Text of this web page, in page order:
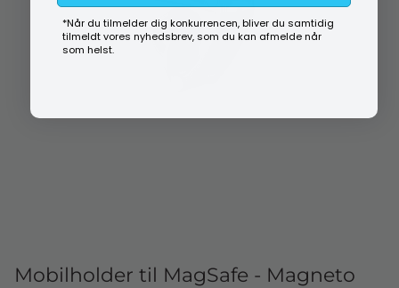
Mobilholder til MagSafe - Magneto
*Når du tilmelder dig konkurrencen, bliver du samtidig
tilmeldt vores nyhedsbrev, som du kan afmelde når
som helst.